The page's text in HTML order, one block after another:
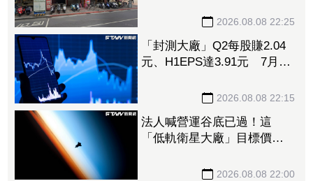
2026.08.08 22:25
「封測大廠」Q2每股賺2.04
元、H1EPS達3.91元 7月營
2026.08.08 22:15
法人喊營運谷底已過！這
「低軌衛星大廠」目標價衝
營收估成長20%2026.08.08 22:00